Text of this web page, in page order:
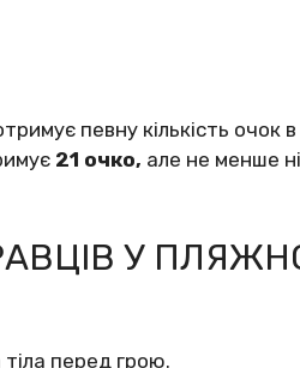
певну кількість очок
21 очко, але не менше
У
тіла перед грою.